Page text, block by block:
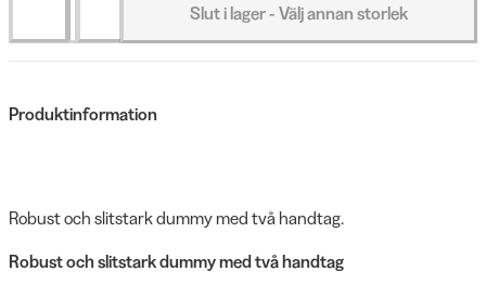
Slut i lager - Välj annan storlek
Produktinformation
Robust och slitstark dummy med två handtag.
Robust och slitstark dummy med två handtag